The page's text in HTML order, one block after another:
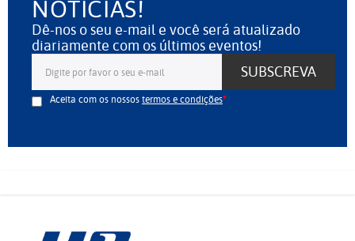
NOTÍCIAS!
Dê-nos o seu e-mail e você será atualizado
diariamente com os últimos eventos!
SUBSCREVA
Aceita com os nossostermos e condições